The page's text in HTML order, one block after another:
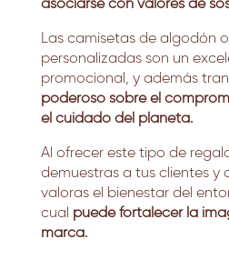
asociarse con valores de
Las camisetas de algodón
personalizadas son un
promocional, y además
poderoso sobre el
el cuidado del planeta.
Al ofrecer este tipo de
demuestras a tus clientes y
valoras el bienestar del
cual puede fortalecer la
marca.